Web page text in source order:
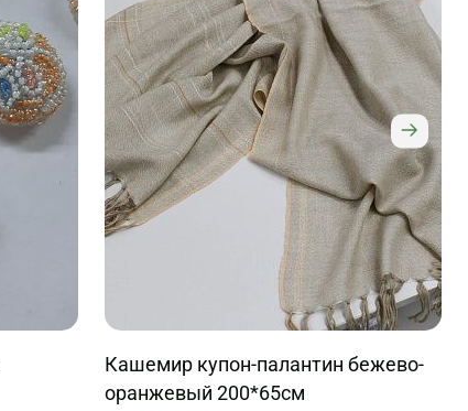
Кашемир купон-палантин бежево-
оранжевый 200*65см